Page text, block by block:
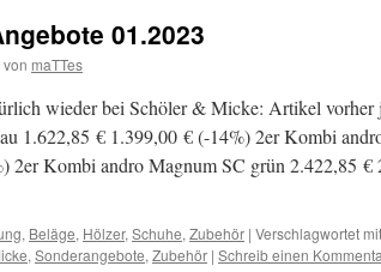
01.2023
von maTTes
wieder bei Schöler & Micke: Artikel vorher
1.622,85 € 1.399,00 € (-14%) 2er Kombi
2er Kombi andro Magnum SC grün 2.422,85
, Beläge, Hölzer, Schuhe, Zubehör | Verschlagwortet mit
, Sonderangebote, Zubehör | Schreib einen